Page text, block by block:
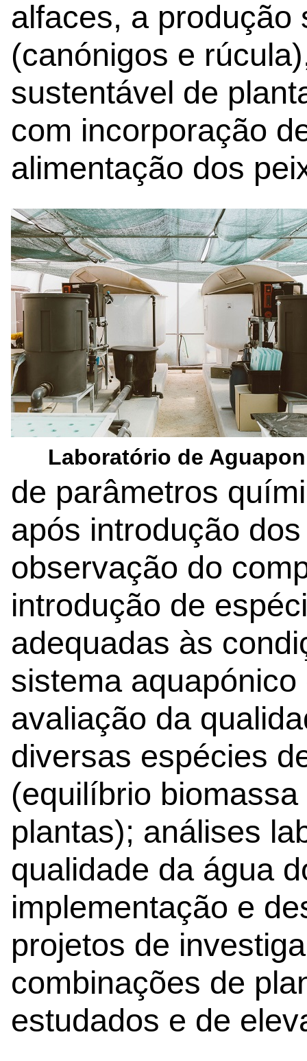
alfaces, a
(canónigos e
sustentável de
com incorporação
alimentação dos
Laboratório de
de parâmetros
após introdução
observação do
introdução de
adequadas às
sistema
avaliação da
diversas espécies
(equilíbrio
plantas); análises
qualidade da água
implementação e
projetos de
combinações de
estudados e de